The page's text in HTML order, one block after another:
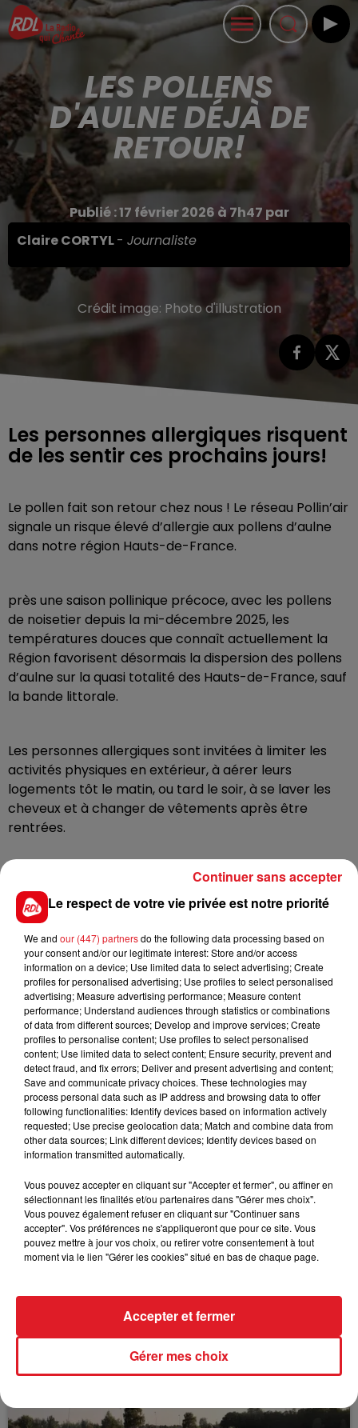
LES POLLENS
D'AULNE DÉJÀ DE
RETOUR!
Publié : 17 février 2026 à 7h47 par
Claire CORTYL- Journaliste
Crédit image: Photo d'illustration
Les personnes allergiques risquent
de les sentir ces prochains jours!
Le pollen fait son retour chez nous ! Le réseau Pollin’air
signale un risque élevé d’allergie aux pollens d’aulne
dans notre région Hauts-de-France.
près une saison pollinique précoce, avec les pollens
de noisetier depuis la mi-décembre 2025, les
températures douces que connaît actuellement la
Région favorisent désormais la dispersion des pollens
d’aulne sur la quasi totalité des Hauts-de-France, sauf
la bande littorale.
Les personnes allergiques sont invitées à limiter les
activités physiques en extérieur, à aérer leurs
logements tôt le matin, ou tard le soir, à se laver les
cheveux et à changer de vêtements après être
rentrées.
Les prochaines alertes concerneront le saule, puis en
avril le bouleau, dont les pollens sont particulièrement
allergisants.
FIL D'ACTUS
BÉTHUNE: ENQUÊTE POUR HOMICIDE
VOLONTAIRE EN COURS, APRÈS LA...
Selon les premiers éléments, le logement servait
Le respect de votre vie privée est notre priorité
We and our (447) partnersdo the following data processing based on
your consent and/or our legitimate interest: Store and/or access
information on a device; Use limited data to select advertising; Create
profiles for personalised advertising; Use profiles to select personalised
advertising; Measure advertising performance; Measure content
performance; Understand audiences through statistics or combinations
of data from different sources; Develop and improve services; Create
profiles to personalise content; Use profiles to select personalised
content; Use limited data to select content; Ensure security, prevent and
detect fraud, and fix errors; Deliver and present advertising and content;
Save and communicate privacy choices. These technologies may
process personal data such as IP address and browsing data to offer
following functionalities: Identify devices based on information actively
requested; Use precise geolocation data; Match and combine data from
other data sources; Link different devices; Identify devices based on
information transmitted automatically.
Vous pouvez accepter en cliquant sur "Accepter et fermer", ou affiner en
sélectionnant les finalités et/ou partenaires dans "Gérer mes choix".
Vous pouvez également refuser en cliquant sur "Continuer sans
accepter". Vos préférences ne s'appliqueront que pour ce site. Vous
pouvez mettre à jour vos choix, ou retirer votre consentement à tout
moment via le lien "Gérer les cookies" situé en bas de chaque page.
Gérer mes choix
Accepter et fermer
Continuer sans accepter